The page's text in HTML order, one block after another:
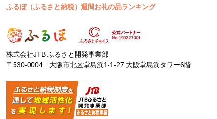
ふるぽ（ふるさと納税）週間お礼の品ランキング
株式会社JTB ふるさと開発事業部
〒530-0004 大阪市北区堂島浜1-1-27 大阪堂島浜タワー6階